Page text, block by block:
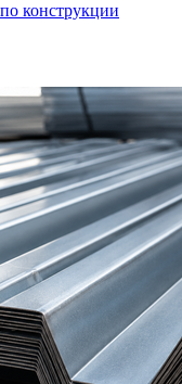
конструкции